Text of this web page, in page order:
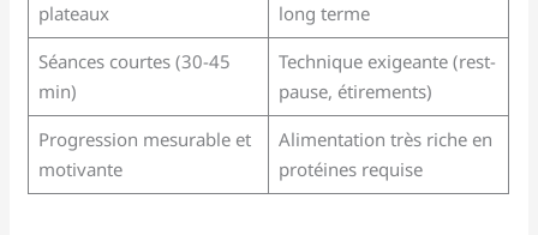
plateaux
long terme
Séances courtes (30-45
min)
Technique exigeante (rest-
pause, étirements)
Progression mesurable et
motivante
Alimentation très riche en
protéines requise